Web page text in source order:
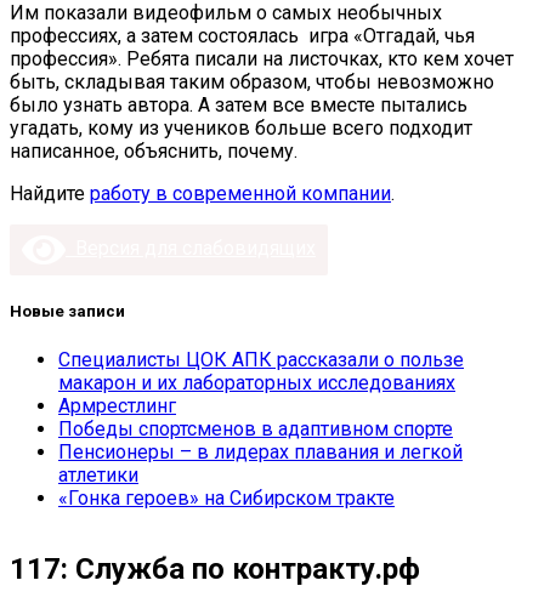
Им показали видеофильм о самых необычных
профессиях, а затем состоялась игра «Отгадай, чья
профессия». Ребята писали на листочках, кто кем хочет
быть, складывая таким образом, чтобы невозможно
было узнать автора. А затем все вместе пытались
угадать, кому из учеников больше всего подходит
написанное, объяснить, почему.
Найдите работу в современной компании.
Новые записи
Специалисты ЦОК АПК рассказали о пользе
макарон и их лабораторных исследованиях
Армрестлинг
Победы спортсменов в адаптивном спорте
Пенсионеры – в лидерах плавания и легкой
атлетики
«Гонка героев» на Сибирском тракте
117: Служба по контракту.рф